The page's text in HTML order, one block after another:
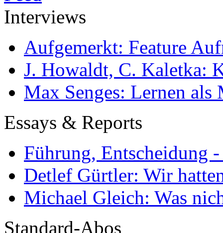
Interviews
Aufgemerkt: Feature
J. Howaldt, C. Kaletka:
Max Senges: Lernen als
Essays & Reports
Führung, Entscheidung
Detlef Gürtler: Wir
Michael Gleich: Was
Standard-Abos